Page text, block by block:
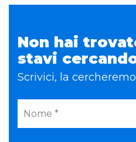
Non hai
stavi
Scrivici, la